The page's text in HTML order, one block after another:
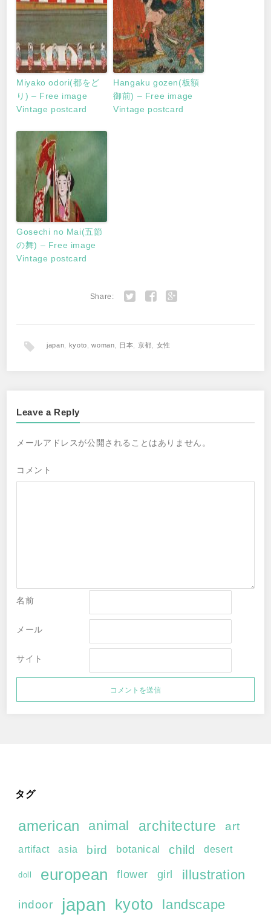
Miyako odori(都をど
り) – Free image
Vintage postcard
Hangaku gozen(板額
御前) – Free image
Vintage postcard
Gosechi no Mai(五節
の舞) – Free image
Vintage postcard
Share:
japan kyoto woman 日本 京都 女性
Leave a Reply
メールアドレスが公開されることはありません。
コメント
名前
メール
サイト
タグ
american animal architecture art
artifact asia bird botanical child desert
doll european flower girl illustration
indoor japan kyoto landscape